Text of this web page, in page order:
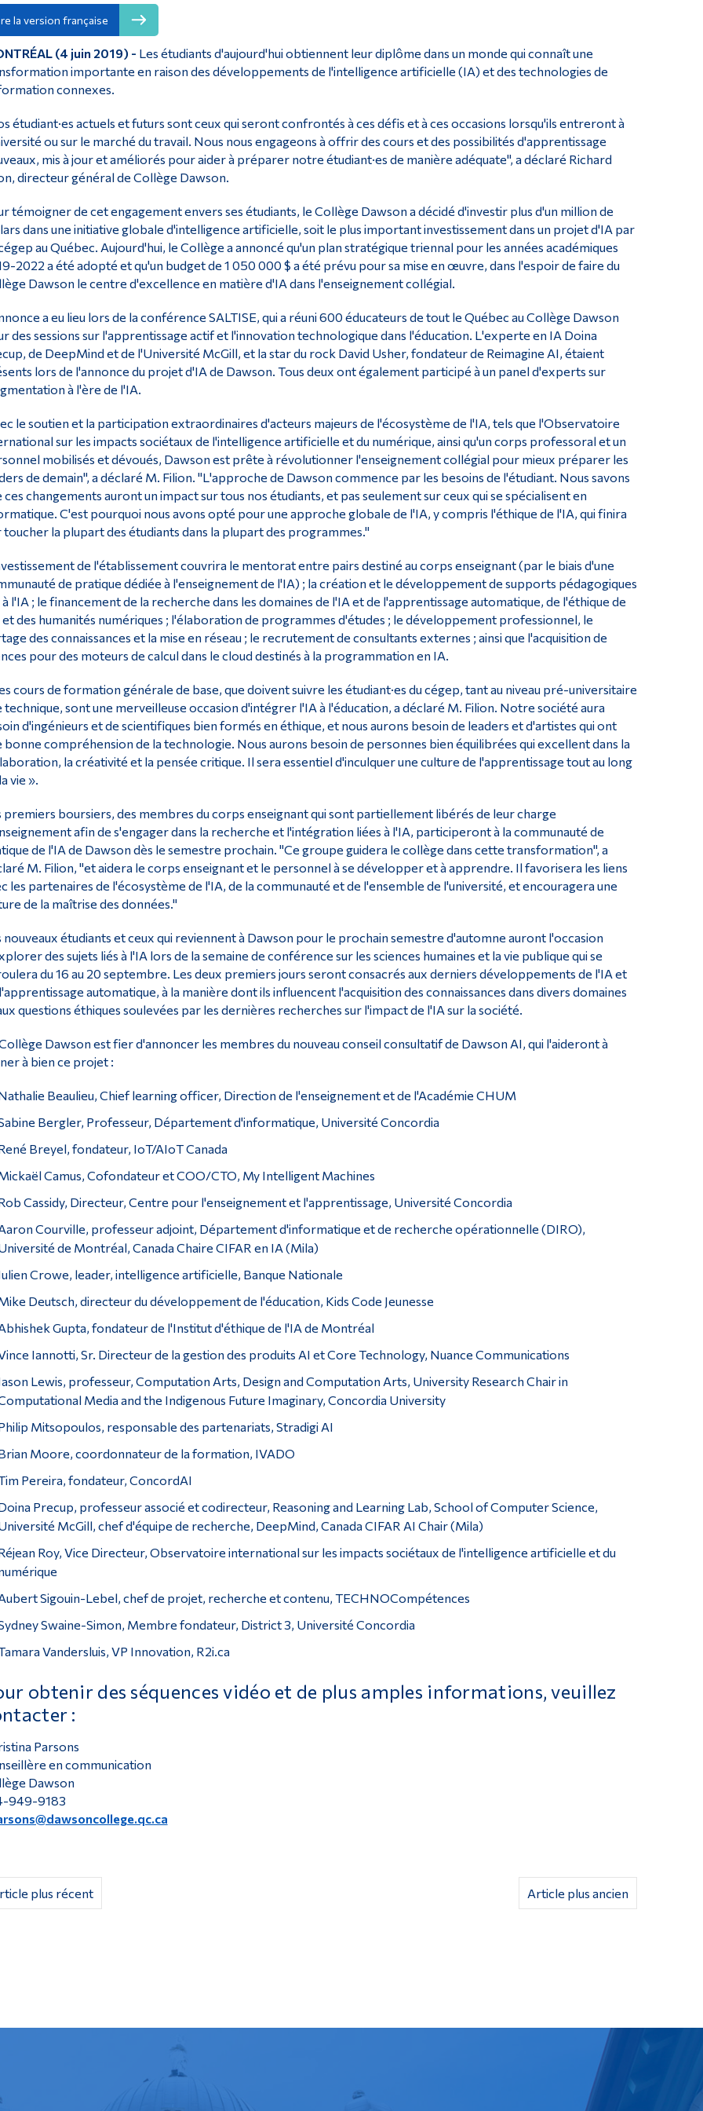
la version française
(4 juin 2019) - Les étudiants d'aujourd'hui obtiennent leur diplôme dans un monde qui connaît une
importante en raison des développements de l'intelligence artificielle (IA) et des technologies de
connexes.
étudiant·es actuels et futurs sont ceux qui seront confrontés à ces défis et à ces occasions lorsqu'ils entreront à
ou sur le marché du travail. Nous nous engageons à offrir des cours et des possibilités d'apprentissage
mis à jour et améliorés pour aider à préparer notre étudiant·es de manière adéquate", a déclaré Richard
directeur général de Collège Dawson.
témoigner de cet engagement envers ses étudiants, le Collège Dawson a décidé d'investir plus d'un million de
dans une initiative globale d'intelligence artificielle, soit le plus important investissement dans un projet d'IA par
au Québec. Aujourd'hui, le Collège a annoncé qu'un plan stratégique triennal pour les années académiques
2022 a été adopté et qu'un budget de 1 050 000 $ a été prévu pour sa mise en œuvre, dans l'espoir de faire du
Dawson le centre d'excellence en matière d'IA dans l'enseignement collégial.
a eu lieu lors de la conférence SALTISE, qui a réuni 600 éducateurs de tout le Québec au Collège Dawson
des sessions sur l'apprentissage actif et l'innovation technologique dans l'éducation. L'experte en IA Doina
de DeepMind et de l'Université McGill, et la star du rock David Usher, fondateur de Reimagine AI, étaient
lors de l'annonce du projet d'IA de Dawson. Tous deux ont également participé à un panel d'experts sur
à l'ère de l'IA.
le soutien et la participation extraordinaires d'acteurs majeurs de l'écosystème de l'IA, tels que l'Observatoire
sur les impacts sociétaux de l'intelligence artificielle et du numérique, ainsi qu'un corps professoral et un
mobilisés et dévoués, Dawson est prête à révolutionner l'enseignement collégial pour mieux préparer les
de demain", a déclaré M. Filion. "L'approche de Dawson commence par les besoins de l'étudiant. Nous savons
ces changements auront un impact sur tous nos étudiants, et pas seulement sur ceux qui se spécialisent en
C'est pourquoi nous avons opté pour une approche globale de l'IA, y compris l'éthique de l'IA, qui finira
toucher la plupart des étudiants dans la plupart des programmes."
de l'établissement couvrira le mentorat entre pairs destiné au corps enseignant (par le biais d'une
de pratique dédiée à l'enseignement de l'IA) ; la création et le développement de supports pédagogiques
à l'IA ; le financement de la recherche dans les domaines de l'IA et de l'apprentissage automatique, de l'éthique de
des humanités numériques ; l'élaboration de programmes d'études ; le développement professionnel, le
des connaissances et la mise en réseau ; le recrutement de consultants externes ; ainsi que l'acquisition de
pour des moteurs de calcul dans le cloud destinés à la programmation en IA.
cours de formation générale de base, que doivent suivre les étudiant·es du cégep, tant au niveau pré-universitaire
technique, sont une merveilleuse occasion d'intégrer l'IA à l'éducation, a déclaré M. Filion. Notre société aura
d'ingénieurs et de scientifiques bien formés en éthique, et nous aurons besoin de leaders et d'artistes qui ont
bonne compréhension de la technologie. Nous aurons besoin de personnes bien équilibrées qui excellent dans la
la créativité et la pensée critique. Il sera essentiel d'inculquer une culture de l'apprentissage tout au long
vie ».
premiers boursiers, des membres du corps enseignant qui sont partiellement libérés de leur charge
afin de s'engager dans la recherche et l'intégration liées à l'IA, participeront à la communauté de
de l'IA de Dawson dès le semestre prochain. "Ce groupe guidera le collège dans cette transformation", a
M. Filion, "et aidera le corps enseignant et le personnel à se développer et à apprendre. Il favorisera les liens
les partenaires de l'écosystème de l'IA, de la communauté et de l'ensemble de l'université, et encouragera une
de la maîtrise des données."
nouveaux étudiants et ceux qui reviennent à Dawson pour le prochain semestre d'automne auront l'occasion
des sujets liés à l'IA lors de la semaine de conférence sur les sciences humaines et la vie publique qui se
du 16 au 20 septembre. Les deux premiers jours seront consacrés aux derniers développements de l'IA et
automatique, à la manière dont ils influencent l'acquisition des connaissances dans divers domaines
questions éthiques soulevées par les dernières recherches sur l'impact de l'IA sur la société.
Dawson est fier d'annoncer les membres du nouveau conseil consultatif de Dawson AI, qui l'aideront à
à bien ce projet :
Beaulieu, Chief learning officer, Direction de l'enseignement et de l'Académie CHUM
Bergler, Professeur, Département d'informatique, Université Concordia
Breyel, fondateur, IoT/AIoT Canada
Camus, Cofondateur et COO/CTO, My Intelligent Machines
Cassidy, Directeur, Centre pour l'enseignement et l'apprentissage, Université Concordia
Courville, professeur adjoint, Département d'informatique et de recherche opérationnelle (DIRO),
de Montréal, Canada Chaire CIFAR en IA (Mila)
Crowe, leader, intelligence artificielle, Banque Nationale
Deutsch, directeur du développement de l'éducation, Kids Code Jeunesse
Gupta, fondateur de l'Institut d'éthique de l'IA de Montréal
Iannotti, Sr. Directeur de la gestion des produits AI et Core Technology, Nuance Communications
Lewis, professeur, Computation Arts, Design and Computation Arts, University Research Chair in
Media and the Indigenous Future Imaginary, Concordia University
Mitsopoulos, responsable des partenariats, Stradigi AI
Moore, coordonnateur de la formation, IVADO
Pereira, fondateur, ConcordAI
Precup, professeur associé et codirecteur, Reasoning and Learning Lab, School of Computer Science,
McGill, chef d'équipe de recherche, DeepMind, Canada CIFAR AI Chair (Mila)
Roy, Vice Directeur, Observatoire international sur les impacts sociétaux de l'intelligence artificielle et du
Sigouin-Lebel, chef de projet, recherche et contenu, TECHNOCompétences
Swaine-Simon, Membre fondateur, District 3, Université Concordia
Vandersluis, VP Innovation, R2i.ca
obtenir des séquences vidéo et de plus amples informations, veuillez
:
Parsons
en communication
Dawson
949-9183
Article plus ancien
plus récent